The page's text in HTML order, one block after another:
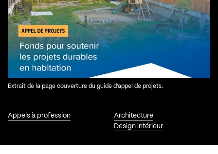
Appels à profession
Architecture
Design intérieur
Extrait de la page couverture du guide d’appel de projets.